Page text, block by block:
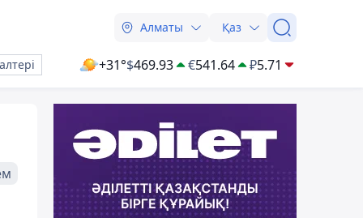
Алматы Қаз
+31°$469.93 €541.64 ₽5.71